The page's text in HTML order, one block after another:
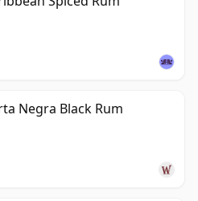
Negra Black Rum